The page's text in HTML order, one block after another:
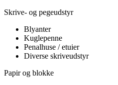
Skrive- og pegeudstyr
Blyanter
Kuglepenne
Penalhuse / etuier
Diverse skriveudstyr
Papir og blokke